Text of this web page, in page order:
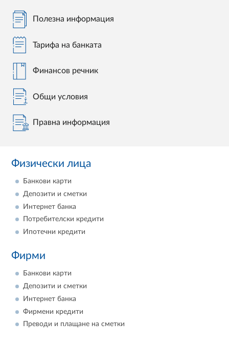
Полезна информация
Тарифа на банката
Финансов речник
Общи условия
Правна информация
Физически лица
Банкови карти
Депозити и сметки
Интернет банка
Потребителски кредити
Ипотечни кредити
Фирми
Банкови карти
Депозити и сметки
Интернет банка
Фирмени кредити
Преводи и плащане на сметки